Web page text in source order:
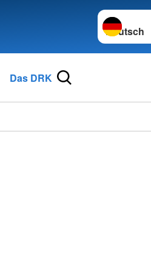
Sprache
Das DRK